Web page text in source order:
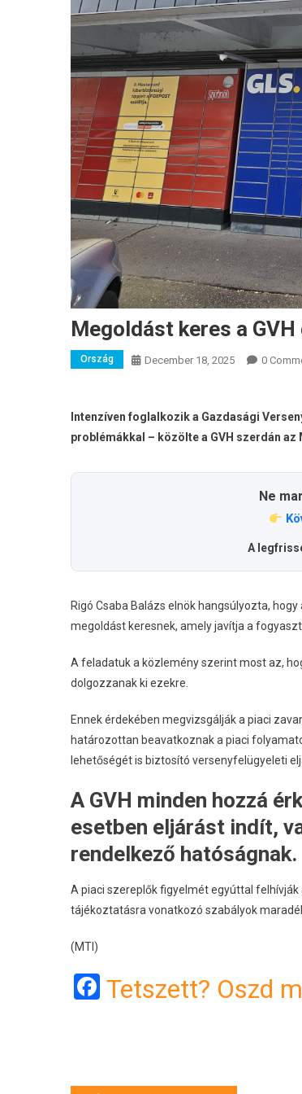
Megoldást keres a
Ország December 18, 2025 0
Intenzíven foglalkozik a Gazdasági
problémákkal – közölte a GVH szerdán az
Ne
A
Rigó Csaba Balázs elnök hangsúlyozta,
megoldást keresnek, amely javítja a
A feladatuk a közlemény szerint most az,
dolgozzanak ki ezekre.
Ennek érdekében megvizsgálják a piaci
határozottan beavatkoznak a piaci
lehetőségét is biztosító versenyfelügyeleti
A GVH minden hozzá
esetben eljárást indít,
rendelkező hatóságnak.
A piaci szereplők figyelmét egyúttal
tájékoztatásra vonatkozó szabályok
(MTI)
Facebook
Tetszett? Oszd